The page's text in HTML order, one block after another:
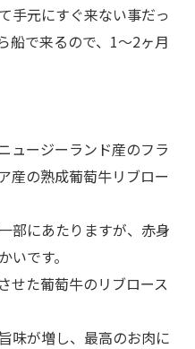
手元にすぐ来ない事だっ
船で来るので、1〜2ヶ月
ュージーランド産のフラ
産の熟成葡萄牛リブロー
部にあたりますが、赤身
です。
せた葡萄牛のリブロース
味が増し、最高のお肉に